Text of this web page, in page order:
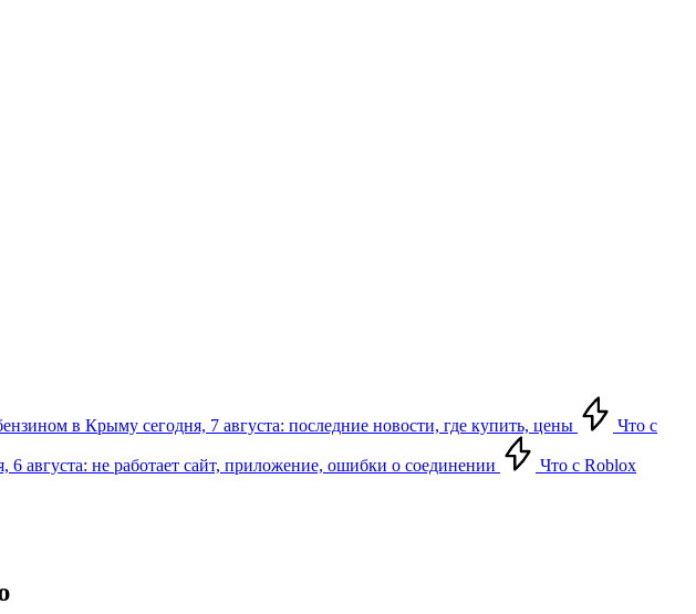
в Крыму сегодня, 7 августа: последние новости, где купить, цены Что с
6 августа: не работает сайт, приложение, ошибки о соединении
Что с Roblox